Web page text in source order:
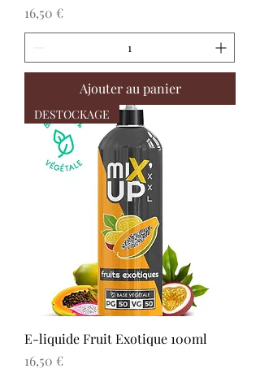
Prix
16,50 €
Ajouter au panier
DESTOCKAGE
E-liquide Fruit Exotique 100ml
Prix
16,50 €